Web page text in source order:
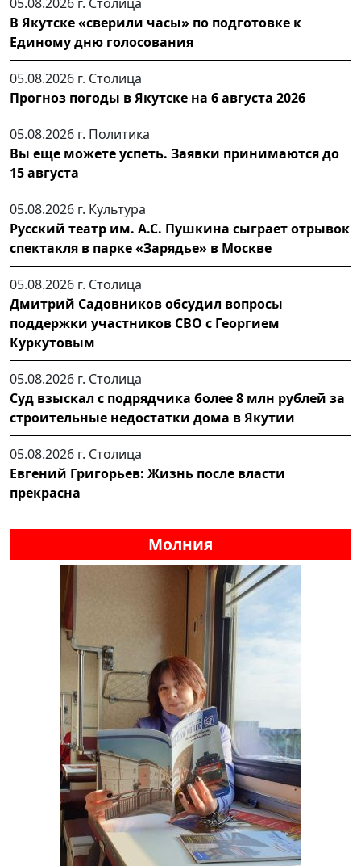
В Якутске «сверили часы» по подготовке к
Единому дню голосования
05.08.2026 г. Столица
Прогноз погоды в Якутске на 6 августа 2026
05.08.2026 г. Политика
Вы еще можете успеть. Заявки принимаются до
15 августа
05.08.2026 г. Культура
Русский театр им. А.С. Пушкина сыграет отрывок
спектакля в парке «Зарядье» в Москве
05.08.2026 г. Столица
Дмитрий Садовников обсудил вопросы
поддержки участников СВО с Георгием
Куркутовым
05.08.2026 г. Столица
Суд взыскал с подрядчика более 8 млн рублей за
строительные недостатки дома в Якутии
05.08.2026 г. Столица
Евгений Григорьев: Жизнь после власти
прекрасна
Молния